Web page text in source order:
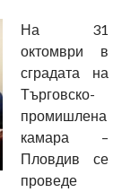
На 31
октомври в
сградата на
Търговско-
промишлена
камара –
Пловдив се
проведе